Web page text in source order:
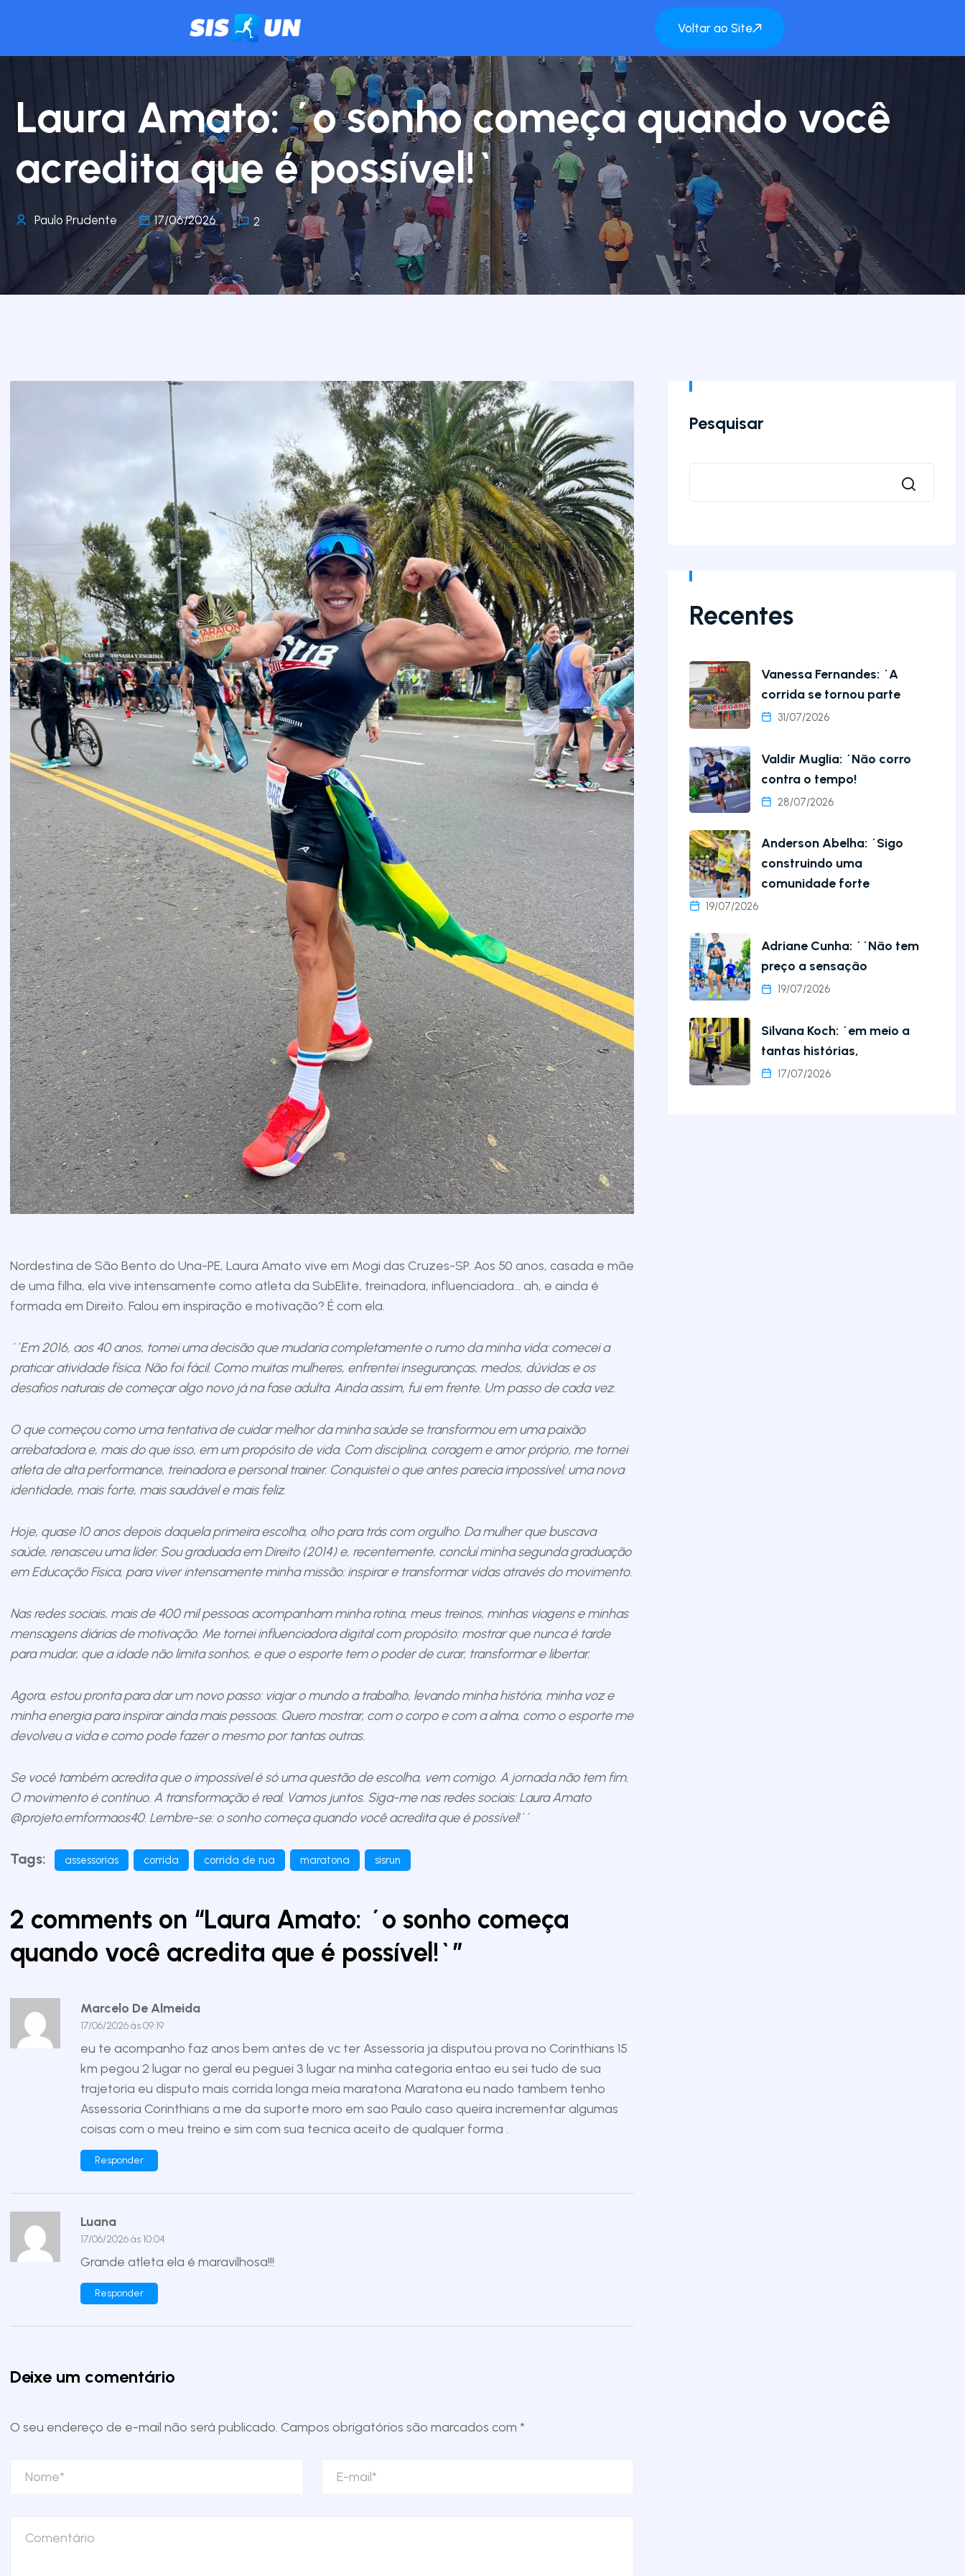
Voltar ao Site
Laura Amato: ´o sonho começa quando você
acredita que é possível!`
Paulo Prudente 17/06/2026 2
Nordestina de São Bento do Una-PE, Laura Amato vive em Mogi das Cruzes-SP. Aos 50 anos, casada e mãe
de uma filha, ela vive intensamente como atleta da SubElite, treinadora, influenciadora… ah, e ainda é
formada em Direito. Falou em inspiração e motivação? É com ela.
´´Em 2016, aos 40 anos, tomei uma decisão que mudaria completamente o rumo da minha vida: comecei a
praticar atividade física. Não foi fácil. Como muitas mulheres, enfrentei inseguranças, medos, dúvidas e os
desafios naturais de começar algo novo já na fase adulta. Ainda assim, fui em frente. Um passo de cada vez.
O que começou como uma tentativa de cuidar melhor da minha saúde se transformou em uma paixão
arrebatadora e, mais do que isso, em um propósito de vida. Com disciplina, coragem e amor próprio, me tornei
atleta de alta performance, treinadora e personal trainer. Conquistei o que antes parecia impossível: uma nova
identidade, mais forte, mais saudável e mais feliz.
Hoje, quase 10 anos depois daquela primeira escolha, olho para trás com orgulho. Da mulher que buscava
saúde, renasceu uma líder. Sou graduada em Direito (2014) e, recentemente, concluí minha segunda graduação
em Educação Física, para viver intensamente minha missão: inspirar e transformar vidas através do movimento.
Nas redes sociais, mais de 400 mil pessoas acompanham minha rotina, meus treinos, minhas viagens e minhas
mensagens diárias de motivação. Me tornei influenciadora digital com propósito: mostrar que nunca é tarde
para mudar, que a idade não limita sonhos, e que o esporte tem o poder de curar, transformar e libertar.
Agora, estou pronta para dar um novo passo: viajar o mundo a trabalho, levando minha história, minha voz e
minha energia para inspirar ainda mais pessoas. Quero mostrar, com o corpo e com a alma, como o esporte me
devolveu a vida e como pode fazer o mesmo por tantas outras.
Se você também acredita que o impossível é só uma questão de escolha, vem comigo. A jornada não tem fim.
O movimento é contínuo. A transformação é real. Vamos juntos. Siga-me nas redes sociais: Laura Amato
@projeto.emformaos40. Lembre-se: o sonho começa quando você acredita que é possível!´´
Tags: assessorias corrida corrida de rua maratona sisrun
2 comments on “Laura Amato: ´o sonho começa
quando você acredita que é possível!`”
Marcelo De Almeida
17/06/2026 às 09:19
eu te acompanho faz anos bem antes de vc ter Assessoria ja disputou prova no Corinthians 15
km pegou 2 lugar no geral eu peguei 3 lugar na minha categoria entao eu sei tudo de sua
trajetoria eu disputo mais corrida longa meia maratona Maratona eu nado tambem tenho
Assessoria Corinthians a me da suporte moro em sao Paulo caso queira incrementar algumas
coisas com o meu treino e sim com sua tecnica aceito de qualquer forma .
Responder
Luana
17/06/2026 às 10:04
Grande atleta ela é maravilhosa!!!
Responder
Deixe um comentário
O seu endereço de e-mail não será publicado. Campos obrigatórios são marcados com *
Pesquisar
Recentes
Vanessa Fernandes: ´A
corrida se tornou parte
31/07/2026
Valdir Muglia: ´Não corro
contra o tempo!
28/07/2026
Anderson Abelha: ´Sigo
construindo uma
comunidade forte
19/07/2026
Adriane Cunha: ´´Não tem
preço a sensação
19/07/2026
Silvana Koch: ´em meio a
tantas histórias,
17/07/2026